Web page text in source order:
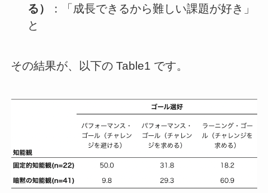
る）
：「成長できるから難しい課題が好き」
と
その結果が、以下の Table1 です。